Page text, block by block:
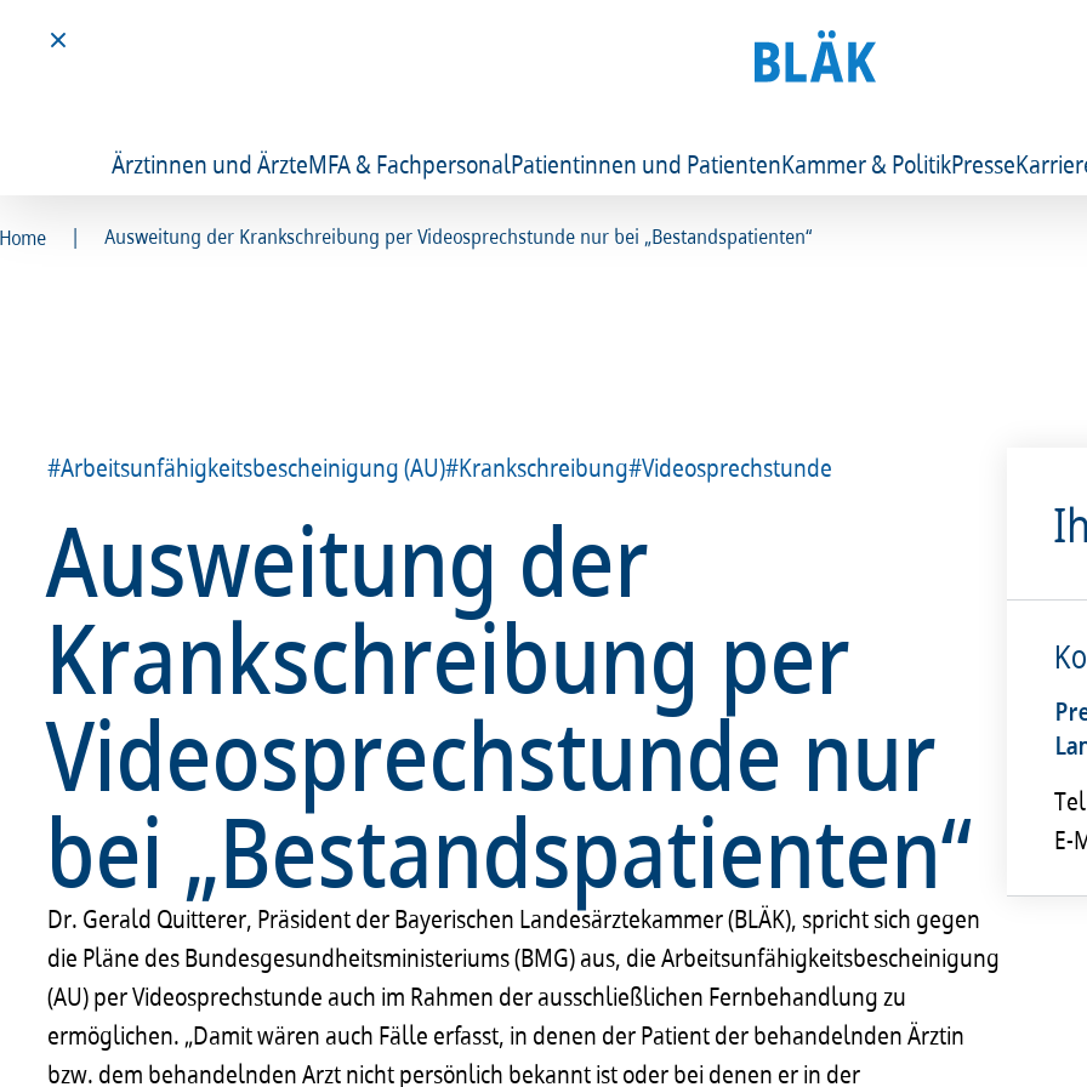
Ärztinnen und ÄrzteMFA & FachpersonalPatientinnen und PatientenKammer & PolitikPresse
Home | Ausweitung der Krankschreibung per Videosprechstunde nur bei „Bestandspatienten“
#Arbeitsunfähigkeitsbescheinigung (AU)#Krankschreibung#Videosprechstunde
Ausweitung der
Krankschreibung per
Videosprechstunde nur
bei „Bestandspatienten“
Dr. Gerald Quitterer, Präsident der Bayerischen Landesärztekammer (BLÄK), spricht sich gegen
die Pläne des Bundesgesundheitsministeriums (BMG) aus, die Arbeitsunfähigkeitsbescheinigung
(AU) per Videosprechstunde auch im Rahmen der ausschließlichen Fernbehandlung zu
ermöglichen. „Damit wären auch Fälle erfasst, in denen der Patient der behandelnden Ärztin
bzw. dem behandelnden Arzt nicht persönlich bekannt ist oder bei denen er in der
E-